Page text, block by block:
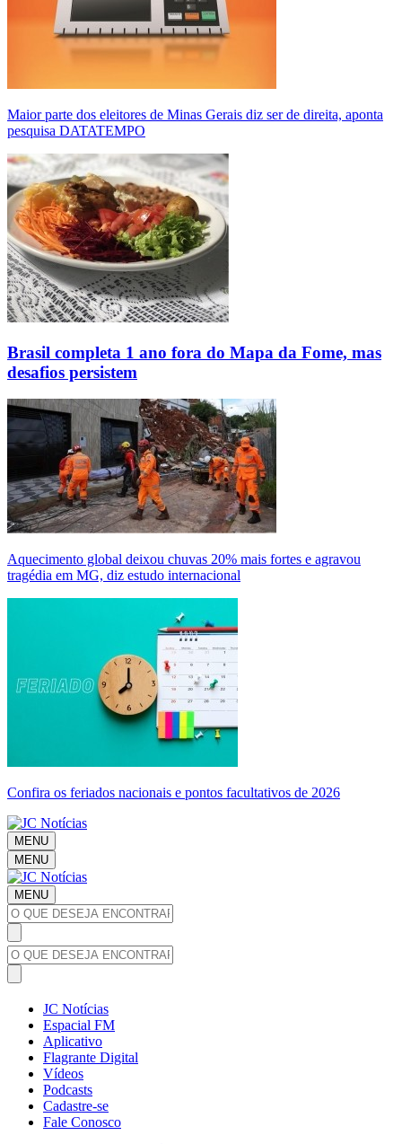
Maior parte dos eleitores de Minas Gerais diz ser de direita, aponta
pesquisa DATATEMPO
Brasil completa 1 ano fora do Mapa da Fome, mas
desafios persistem
Aquecimento global deixou chuvas 20% mais fortes e agravou
tragédia em MG, diz estudo internacional
Confira os feriados nacionais e pontos facultativos de 2026
MENU
MENU
MENU
JC Notícias
Espacial FM
Aplicativo
Flagrante Digital
Vídeos
Podcasts
Cadastre-se
Fale Conosco